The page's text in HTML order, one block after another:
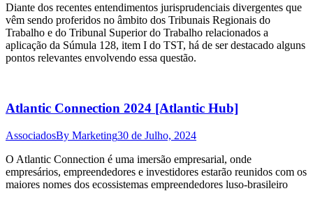
Diante dos recentes entendimentos jurisprudenciais divergentes que
vêm sendo proferidos no âmbito dos Tribunais Regionais do
Trabalho e do Tribunal Superior do Trabalho relacionados a
aplicação da Súmula 128, item I do TST, há de ser destacado alguns
pontos relevantes envolvendo essa questão.
Atlantic Connection 2024 [Atlantic Hub]
AssociadosBy Marketing30 de Julho, 2024
O Atlantic Connection é uma imersão empresarial, onde
empresários, empreendedores e investidores estarão reunidos com os
maiores nomes dos ecossistemas empreendedores luso-brasileiro